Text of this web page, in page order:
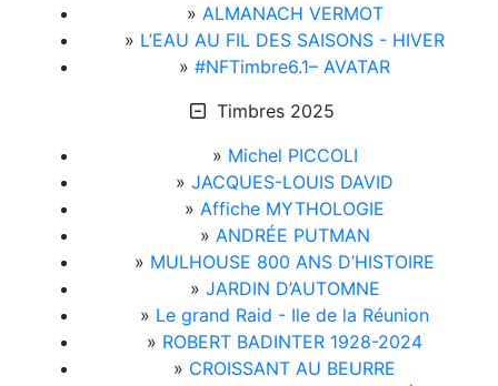
» ALMANACH VERMOT
» L’EAU AU FIL DES SAISONS - HIVER
» #NFTimbre6.1– AVATAR
Timbres 2025
» Michel PICCOLI
» JACQUES-LOUIS DAVID
» Affiche MYTHOLOGIE
» ANDRÉE PUTMAN
» MULHOUSE 800 ANS D’HISTOIRE
» JARDIN D’AUTOMNE
» Le grand Raid - Ile de la Réunion
» ROBERT BADINTER 1928-2024
» CROISSANT AU BEURRE